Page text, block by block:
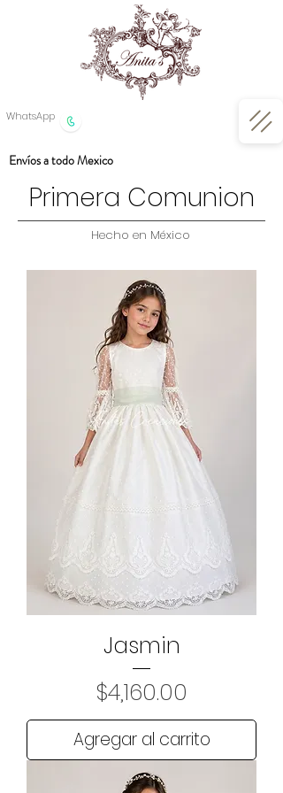
WhatsApp
Envíos a todo Mexico
Primera Comunion
Hecho en México
Jasmin
Precio
$4,160.00
Agregar al carrito